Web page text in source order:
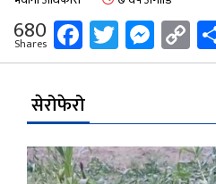
680
Shares Facebook
Twitter
सेरोफेरो